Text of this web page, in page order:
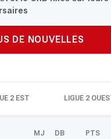
DE NOUVELLES
2 EST LIGUE 2
MJ DB PTS